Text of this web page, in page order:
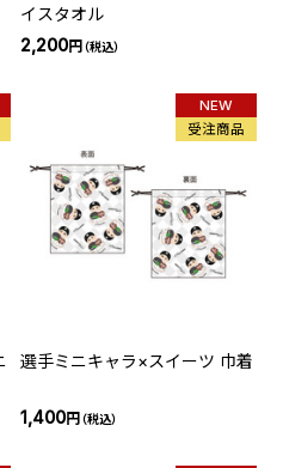
イスタオル
2,200円（税込）
NEW
受注商品
選手ミニキャラ×スイーツ 巾着
1,400円（税込）